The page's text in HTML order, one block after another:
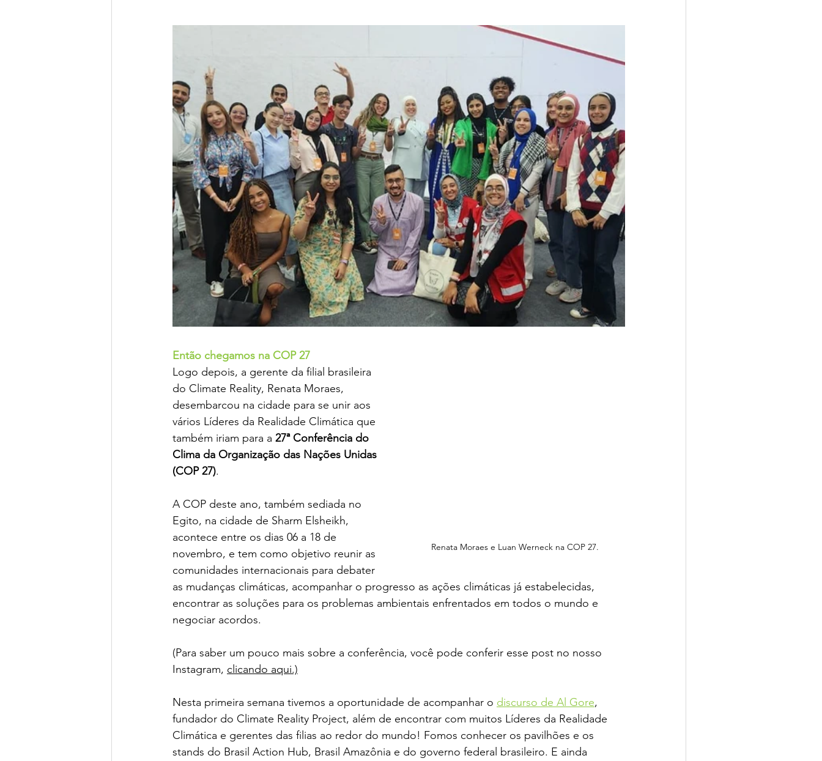
Então chegamos na COP 27
Renata Moraes e Luan Werneck na COP 27.
Logo depois, a gerente da filial brasileira
do Climate Reality, Renata Moraes,
desembarcou na cidade para se unir aos
vários Líderes da Realidade Climática que
também iriam para a 27ª Conferência do
Clima da Organização das Nações Unidas
(COP 27).
A COP deste ano, também sediada no
Egito, na cidade de Sharm Elsheikh,
acontece entre os dias 06 a 18 de
novembro, e tem como objetivo reunir as
comunidades internacionais para debater
as mudanças climáticas, acompanhar o progresso as ações climáticas já estabelecidas,
encontrar as soluções para os problemas ambientais enfrentados em todos o mundo e
negociar acordos.
(Para saber um pouco mais sobre a conferência, você pode conferir esse post no nosso
Instagram, clicando aqui.)
Nesta primeira semana tivemos a oportunidade de acompanhar o discurso de Al Gore,
fundador do Climate Reality Project, além de encontrar com muitos Líderes da Realidade
Climática e gerentes das filias ao redor do mundo! Fomos conhecer os pavilhões e os
stands do Brasil Action Hub, Brasil Amazônia e do governo federal brasileiro. E ainda